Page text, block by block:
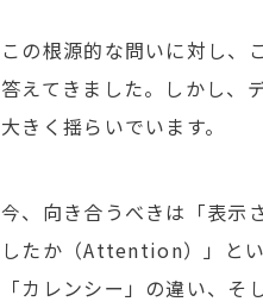
この根源的な問いに対し、
答えてきました。しかし、
大きく揺らいでいます。
今、向き合うべきは「表示
したか（Attention）」と
「カレンシー」の違い、